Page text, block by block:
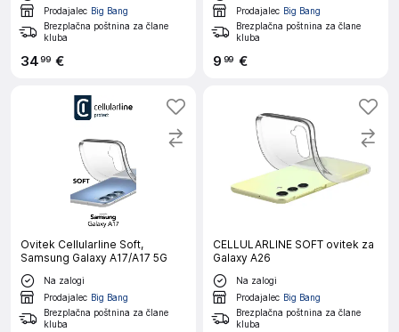
Prodajalec Big Bang
Brezplačna poštnina za člane
kluba
3499 €
Prodajalec Big Bang
Brezplačna poštnina za člane
kluba
9 99 €
Ovitek Cellularline Soft,
Samsung Galaxy A17/A17 5G
Na zalogi
Prodajalec Big Bang
Brezplačna poštnina za člane
kluba
CELLULARLINE SOFT ovitek za
Galaxy A26
Na zalogi
Prodajalec Big Bang
Brezplačna poštnina za člane
kluba